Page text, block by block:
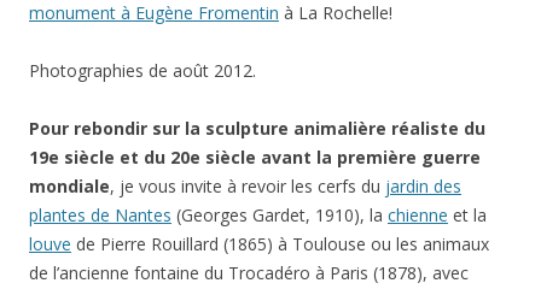
monument à Eugène Fromentin à La Rochelle!
Photographies de août 2012.
Pour rebondir sur la sculpture animalière réaliste du
19e siècle et du 20e siècle avant la première guerre
mondiale, je vous invite à revoir les cerfs du jardin des
plantes de Nantes (Georges Gardet, 1910), la chienne et la
louve de Pierre Rouillard (1865) à Toulouse ou les animaux
de l’ancienne fontaine du Trocadéro à Paris (1878), avec